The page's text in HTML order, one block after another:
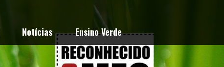
Notícias Ensino Verde